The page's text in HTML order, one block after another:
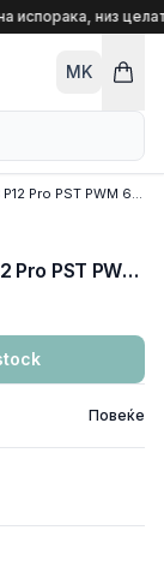
испорака, низ
MK
COOLERS CASE FAN 120mm ARCTIC P12 Pro PST PWM 600-3000 RPM WHITE ACFAN00308A
COOLERS CASE FAN 120mm ARCTIC P12 Pro PST PWM 600-3000 RPM WHITE ACFAN00308A
Повеќе